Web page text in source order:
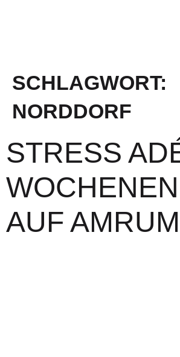
SCHLAGWORT:
NORDDORF
STRESS
AUF AMRUM